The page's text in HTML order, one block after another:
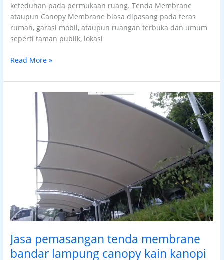
keteduhan pada permukaan ruang. Tenda Membrane
ataupun Canopy Membrane biasa dipasang pada teras
rumah, garasi mobil, ataupun ruangan terbuka dan umum
seperti taman publik, lokasi
Read More »
Jasa pemasangan tenda membrane
bandar lampung canopy kain kanopi
pemasangan
membran